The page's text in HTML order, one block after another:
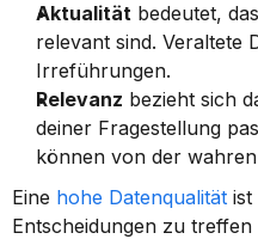
Aktualität bedeutet,
relevant sind. Veraltete
Irreführungen.
Relevanz bezieht sich
deiner Fragestellung
können von der
Eine hohe Datenqualität ist
Entscheidungen zu